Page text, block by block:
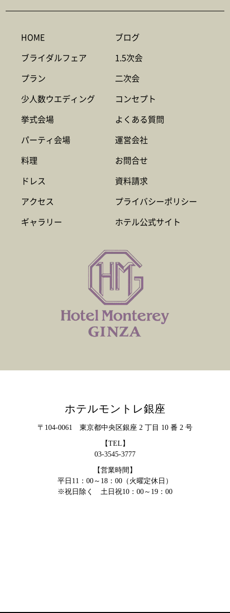
HOME
ブライダルフェア
プラン
少人数ウエディング
挙式会場
パーティ会場
料理
ドレス
アクセス
ギャラリー
ブログ
1.5次会
二次会
コンセプト
よくある質問
運営会社
お問合せ
資料請求
プライバシーポリシー
ホテル公式サイト
ホテルモントレ銀座
〒104-0061 東京都中央区銀座 2 丁目 10 番 2 号
【TEL】
03-3545-3777
【営業時間】
平日11：00～18：00（火曜定休日）
※祝日除く 土日祝10：00～19：00